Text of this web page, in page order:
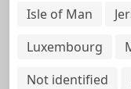
Isle of Man
Luxembourg
Not identified